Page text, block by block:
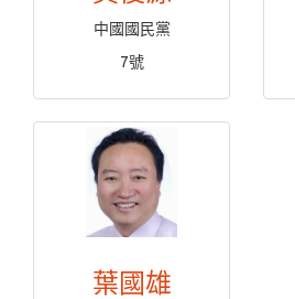
中國國民黨
7號
葉國雄